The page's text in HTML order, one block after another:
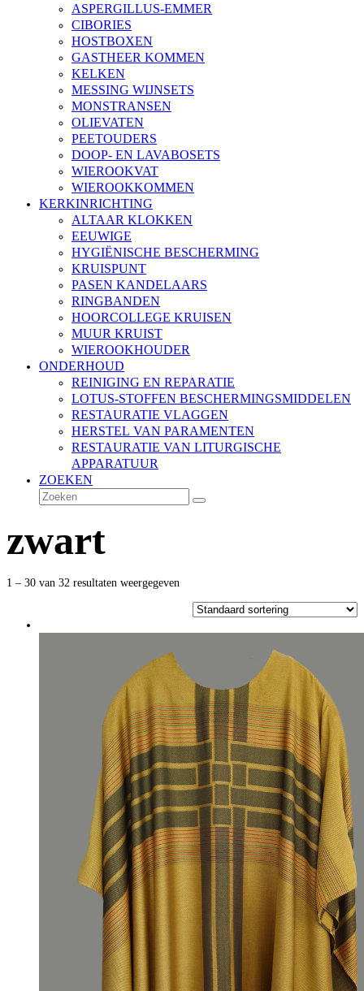
ASPERGILLUS-EMMER
CIBORIES
HOSTBOXEN
GASTHEER KOMMEN
KELKEN
MESSING WIJNSETS
MONSTRANSEN
OLIEVATEN
PEETOUDERS
DOOP- EN LAVABOSETS
WIEROOKVAT
WIEROOKKOMMEN
KERKINRICHTING
ALTAAR KLOKKEN
EEUWIGE
HYGIËNISCHE BESCHERMING
KRUISPUNT
PASEN KANDELAARS
RINGBANDEN
HOORCOLLEGE KRUISEN
MUUR KRUIST
WIEROOKHOUDER
ONDERHOUD
REINIGING EN REPARATIE
LOTUS-STOFFEN BESCHERMINGSMIDDELEN
RESTAURATIE VLAGGEN
HERSTEL VAN PARAMENTEN
RESTAURATIE VAN LITURGISCHE
APPARATUUR
ZOEKEN
Zoeken
Verzenden
zwart
1 – 30 van 32 resultaten weergegeven